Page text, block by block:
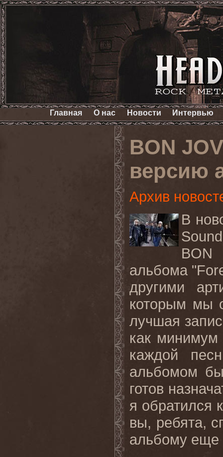
Главная О нас Новости Интервью
BON
версию
Архив
В
альбома
другими
которым мы
лучшая
как
каждой
альбомом
готов
я обратился
вы, ребята,
альбому еще